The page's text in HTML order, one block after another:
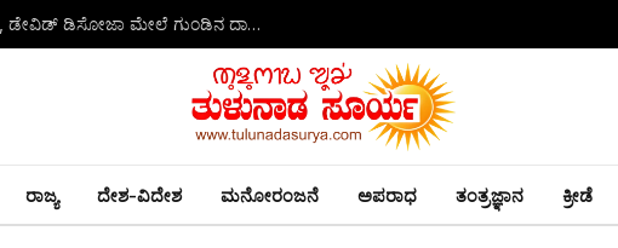
ಕಾಪು: ಮುದರಂಗಡಿ ಗ್ರಾಮ ಪಂಚಾಯಿತಿ ಮಾಜಿ ಅಧ್ಯಕ್ಷ, ಡೇವಿಡ್ ಡಿಸೋಜಾ ಮೇಲೆ ಗುಂಡಿನ ದಾಳಿ -ಭೀಕರ ಹತ್ಯೆ!
ರಾಜ್ಯ ದೇಶ-ವಿದೇಶ ಮನೋರಂಜನೆ ಅಪರಾಧ ತಂತ್ರಜ್ಞಾನ ಕ್ರೀಡೆ